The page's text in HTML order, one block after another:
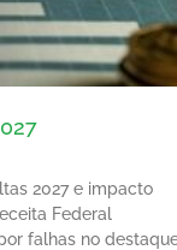
2027 e impacto
Federal
falhas no